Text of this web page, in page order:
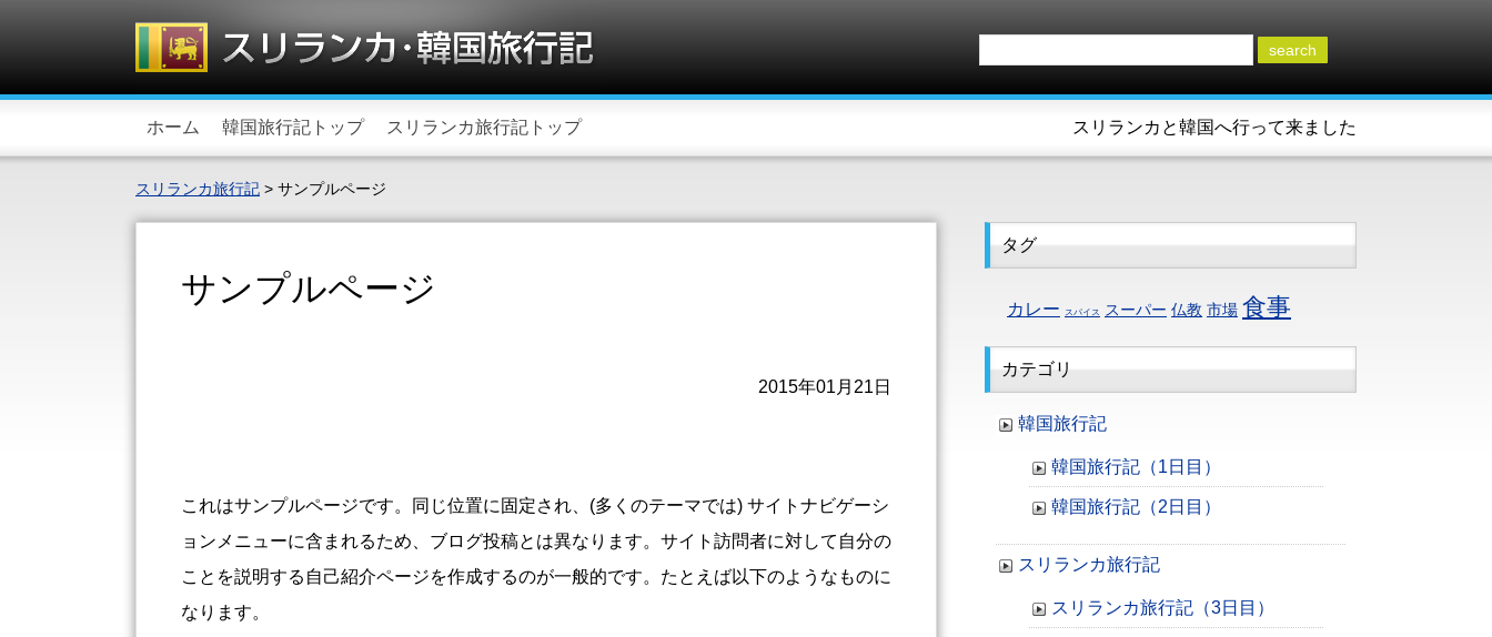
search
ホーム 韓国旅行記トップ スリランカ旅行記トップ スリランカと韓国へ行って来ました
スリランカ旅行記 > サンプルページ
サンプルページ
2015年01月21日
これはサンプルページです。同じ位置に固定され、(多くのテーマでは) サイトナビゲーシ
ョンメニューに含まれるため、ブログ投稿とは異なります。サイト訪問者に対して自分の
ことを説明する自己紹介ページを作成するのが一般的です。たとえば以下のようなものに
なります。
タグ
カレー スパイス スーパー 仏教 市場 食事
カテゴリ
韓国旅行記
韓国旅行記（1日目）
韓国旅行記（2日目）
スリランカ旅行記
スリランカ旅行記（3日目）